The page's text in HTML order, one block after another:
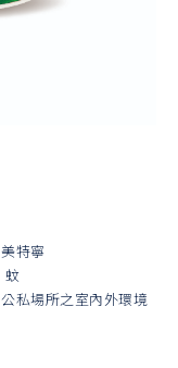
美特寧
蚊
公私場所之室內外環境